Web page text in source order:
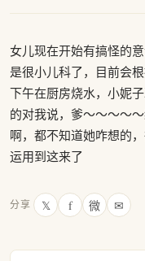
女儿现在开始有搞怪的
是很小儿科了，目前会
下午在厨房烧水，小妮
的对我说，爹～～～～
啊，都不知道她咋想的
运用到这来了
分享 𝕏 f 微 ✉